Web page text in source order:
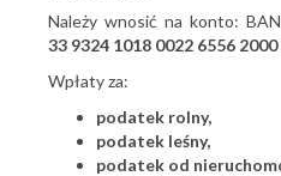
Należy wnosić na konto:
33 9324 1018 0022 6556
Wpłaty za:
podatek rolny,
podatek leśny,
podatek od